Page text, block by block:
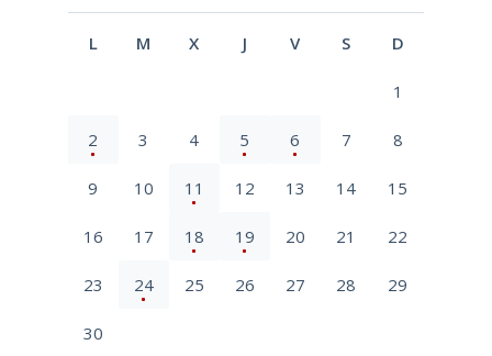
L M X J V S D
1
2 3 4 5 6 7 8
9 10 11 12 13 14 15
16 17 18 19 20 21 22
23 24 25 26 27 28 29
30